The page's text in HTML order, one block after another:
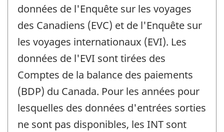
données de l'Enquête sur les voyages
des Canadiens (EVC) et de l'Enquête sur
les voyages internationaux (EVI). Les
données de l'EVI sont tirées des
Comptes de la balance des paiements
(BDP) du Canada. Pour les années pour
lesquelles des données d'entrées sorties
ne sont pas disponibles, les INT sont